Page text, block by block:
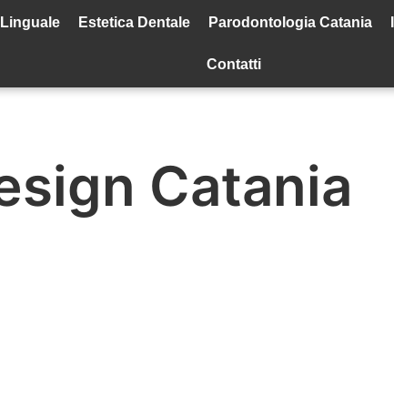
Estetica Dentale Parodontologia Catania
Contatti
Catania